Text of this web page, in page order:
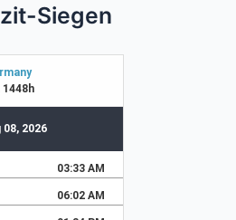
Siegen